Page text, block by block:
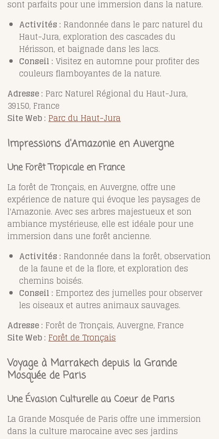
sont parfaits pour une immersion dans la nature.
Activités : Randonnée dans le parc naturel du
Haut-Jura, exploration des cascades du
Hérisson, et baignade dans les lacs.
Conseil : Visitez en automne pour profiter des
couleurs flamboyantes de la nature.
Adresse : Parc Naturel Régional du Haut-Jura,
39150, France
Site Web : Parc du Haut-Jura
Impressions d'Amazonie en Auvergne
Une Forêt Tropicale en France
La forêt de Tronçais, en Auvergne, offre une
expérience de nature qui évoque les paysages de
l'Amazonie. Avec ses arbres majestueux et son
ambiance mystérieuse, elle est idéale pour une
immersion dans une forêt ancienne.
Activités : Randonnée dans la forêt, observation
de la faune et de la flore, et exploration des
chemins boisés.
Conseil : Emportez des jumelles pour observer
les oiseaux et autres animaux sauvages.
Adresse : Forêt de Tronçais, Auvergne, France
Site Web : Forêt de Tronçais
Voyage à Marrakech depuis la Grande
Mosquée de Paris
Une Évasion Culturelle au Coeur de Paris
La Grande Mosquée de Paris offre une immersion
dans la culture marocaine avec ses jardins